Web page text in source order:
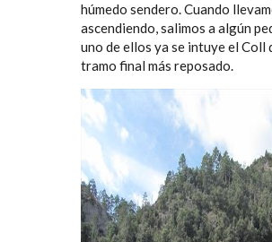
húmedo sendero. Cuando
ascendiendo, salimos a algún
uno de ellos ya se intuye el Coll
tramo final más reposado.